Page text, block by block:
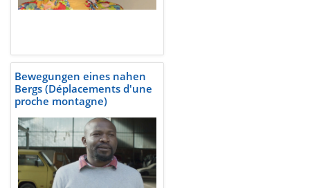
Bewegungen eines nahen
Bergs (Déplacements d'une
proche montagne)